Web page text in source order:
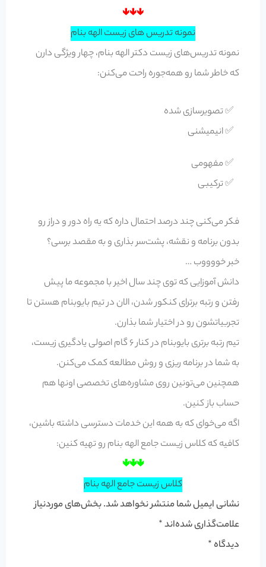
🢃🢃🢃
نمونه تدریس های زیست الهه بنام
نمونه تدریس‌های زیست دکتر الهه بنام، چهار ویژگی دارن
که خاطر شما رو همه‌جوره راحت می‌کنن:
✅ تصویرسازی شده
✅ انیمیشنی
✅ مفهومی
✅ ترکیبی
فکر می‌کنی چند درصد احتمال داره که یه راه دور و دراز رو
بدون برنامه و نقشه، پشت‌سر بذاری و به مقصد برسی؟
خبر خووووب …
دانش آموزایی که توی چند سال اخیر با مجموعه ما پیش
رفتن و رتبه برترای کنکور شدن، الان در تیم بایوبنام هستن تا
تجربیاتشون رو در اختیار شما بذارن.
تیم رتبه برتری بایوبنام در کنار 6 گام اصولی یادگیری زیست،
به شما در برنامه ریزی و روش مطالعه کمک می‌کنن.
همچنین می‌تونین روی مشاوره‌های تخصصی اونها هم
حساب باز کنین.
اگه می‌خوای که به همه این خدمات دسترسی داشته باشین،
کافیه که کلاس زیست جامع الهه بنام رو تهیه کنین:
🢃🢃🢃
کلاس زیست جامع الهه بنام
نشانی ایمیل شما منتشر نخواهد شد.بخش‌های موردنیاز
علامت‌گذاری شده‌اند*
دیدگاه *